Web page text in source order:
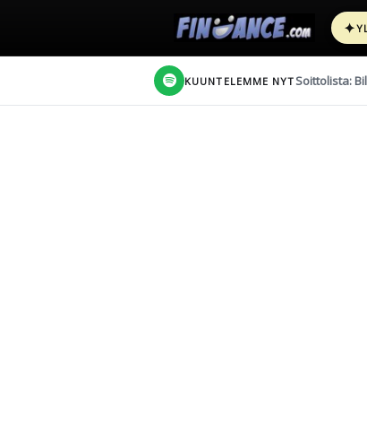
✦
KUUNTELEMME NYT Soittolista: